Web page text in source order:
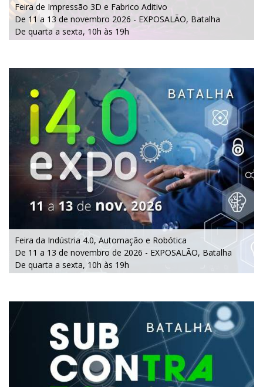
Feira de Impressão 3D e Fabrico Aditivo
De 11 a 13 de novembro 2026 - EXPOSALÃO, Batalha
De quarta a sexta, 10h às 19h
Feira da Indústria 4.0, Automação e Robótica
De 11 a 13 de novembro de 2026 - EXPOSALÃO, Batalha
De quarta a sexta, 10h às 19h